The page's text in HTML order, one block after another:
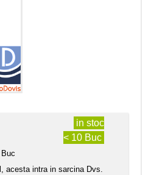
in stoc
< 10 Buc
acesta intra in sarcina Dvs.